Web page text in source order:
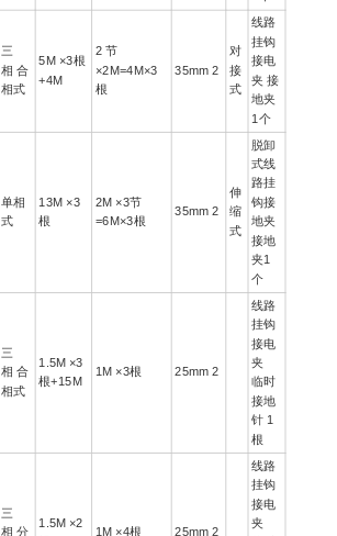
三
相 合
相式
5M ×3根
+4M
2 节
×2M=4M×3
根
35mm 2
对
接
式
线路
挂钩
接电
夹 接
地夹
1个
单相
式
13M ×3
根
2M ×3节
=6M×3根
35mm 2
伸
缩
式
脱卸
式线
路挂
钩接
地夹
接地
夹1
个
三
相 合
相式
1.5M ×3
根+15M
1M ×3根 25mm 2
线路
挂钩
接电
夹
临时
接地
针 1
根
三
相 分
1.5M ×2
1M ×4根 25mm 2
线路
挂钩
接电
夹